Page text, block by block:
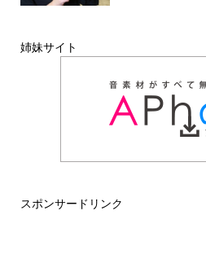
姉妹サイト
スポンサードリンク